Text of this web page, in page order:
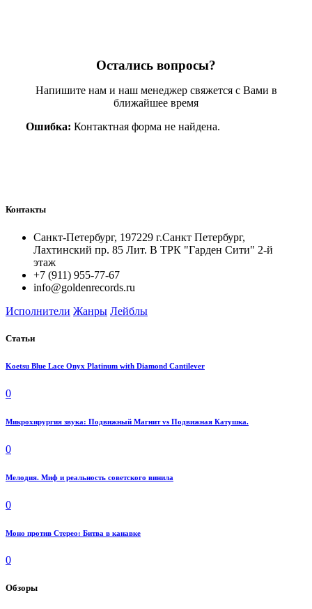
Остались вопросы?
Напишите нам и наш менеджер свяжется с Вами в
ближайшее время
Ошибка: Контактная форма не найдена.
Контакты
Санкт-Петербург, 197229 г.Санкт Петербург,
Лахтинский пр. 85 Лит. B ТРК "Гарден Сити" 2-й
этаж
+7 (911) 955-77-67
info@goldenrecords.ru
Исполнители Жанры Лейблы
Статьи
Koetsu Blue Lace Onyx Platinum with Diamond Cantilever
0
Микрохирургия звука: Подвижный Магнит vs Подвижная Катушка.
0
Мелодия. Миф и реальность советского винила
0
Моно против Стерео: Битва в канавке
0
Обзоры